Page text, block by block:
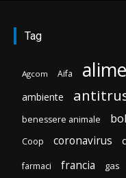
Tag
Agcom Aifa
ambiente
benessere animale
Coop coronavirus
farmaci francia gas